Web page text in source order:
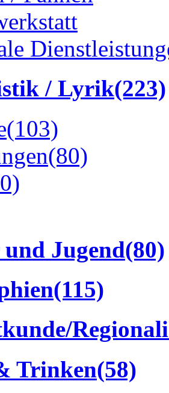
/ Lyrik(223)
(103)
(80)
Jugend(80)
(115)
Trinken(58)